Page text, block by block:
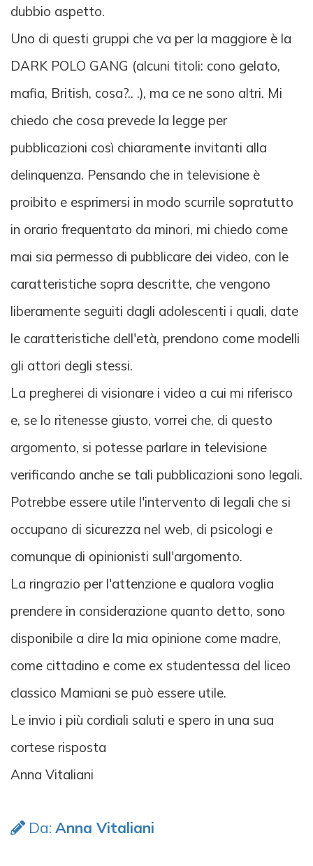
dubbio aspetto.
Uno di questi gruppi che va per la maggiore è la
DARK POLO GANG (alcuni titoli: cono gelato,
mafia, British, cosa?.. .), ma ce ne sono altri. Mi
chiedo che cosa prevede la legge per
pubblicazioni così chiaramente invitanti alla
delinquenza. Pensando che in televisione è
proibito e esprimersi in modo scurrile sopratutto
in orario frequentato da minori, mi chiedo come
mai sia permesso di pubblicare dei video, con le
caratteristiche sopra descritte, che vengono
liberamente seguiti dagli adolescenti i quali, date
le caratteristiche dell'età, prendono come modelli
gli attori degli stessi.
La pregherei di visionare i video a cui mi riferisco
e, se lo ritenesse giusto, vorrei che, di questo
argomento, si potesse parlare in televisione
verificando anche se tali pubblicazioni sono legali.
Potrebbe essere utile l'intervento di legali che si
occupano di sicurezza nel web, di psicologi e
comunque di opinionisti sull'argomento.
La ringrazio per l'attenzione e qualora voglia
prendere in considerazione quanto detto, sono
disponibile a dire la mia opinione come madre,
come cittadino e come ex studentessa del liceo
classico Mamiani se può essere utile.
Le invio i più cordiali saluti e spero in una sua
cortese risposta
Anna Vitaliani
Da: Anna Vitaliani